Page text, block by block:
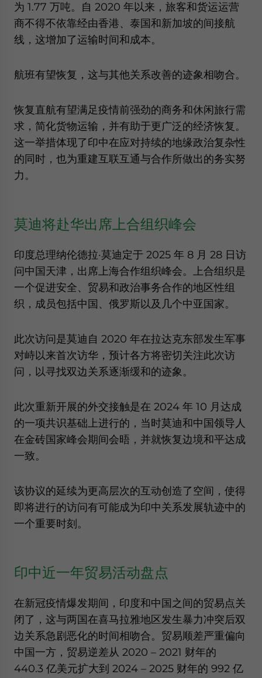
为 1.77 万吨。自 2020 年以来，旅客和货运运营
商不得不依靠经由香港、泰国和新加坡的间接航
线，这增加了运输时间和成本。
航班有望恢复，这与其他关系改善的迹象相吻合。
恢复直航有望满足疫情前强劲的商务和休闲旅行需
求，简化货物运输，并有助于更广泛的经济恢复。
这一举措体现了印中在应对持续的地缘政治复杂性
的同时，也为重建互联互通与合作所做出的务实努
力。
莫迪将赴华出席上合组织峰会
印度总理纳伦德拉·莫迪定于 2025 年 8 月 28 日访
问中国天津，出席上海合作组织峰会。上合组织是
一个促进安全、贸易和政治事务合作的地区性组
织，成员包括中国、俄罗斯以及几个中亚国家。
此次访问是莫迪自 2020 年在拉达克东部发生军事
对峙以来首次访华，预计各方将密切关注此次访
问，以寻找双边关系逐渐缓和的迹象。
此次重新开展的外交接触是在 2024 年 10 月达成
的一项共识基础上进行的，当时莫迪和中国领导人
在金砖国家峰会期间会晤，并就恢复边境和平达成
一致。
该协议的延续为更高层次的互动创造了空间，使得
即将进行的访问有可能成为印中关系发展轨迹中的
一个重要时刻。
印中近一年贸易活动盘点
在新冠疫情爆发期间，印度和中国之间的贸易点关
闭了，这与两国在喜马拉雅地区发生暴力冲突后双
边关系急剧恶化的时间相吻合。贸易顺差严重偏向
中国一方，贸易逆差从 2020 – 2021 财年的
440.3 亿美元扩大到 2024 – 2025 财年的 992 亿